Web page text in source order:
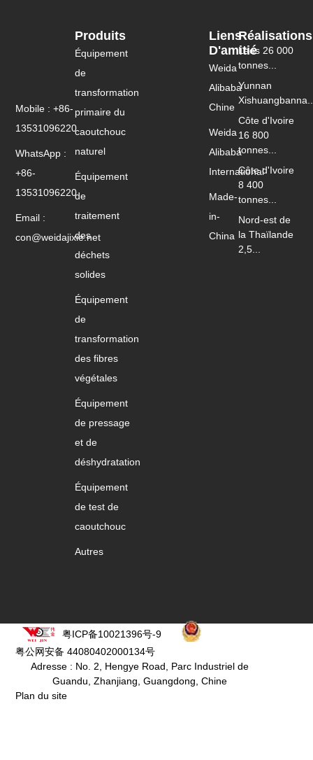
Liens
D'amitié
Weida
Alibaba
Chine
Weida
Alibaba
International
Made-
in-
China
Produits
Équipement
de
transformation
primaire du
caoutchouc
naturel
Équipement
de
traitement
des
déchets
solides
Équipement
de
transformation
des fibres
végétales
Équipement
de pressage
et de
déshydratation
Équipement
de test de
caoutchouc
Autres
Réalisations
Laos 26 000
tonnes...
Yunnan
Côte d'Ivoire
16 800
tonnes...
Côte d'Ivoire
8 400
tonnes...
Nord-est de
la Thaïlande
2,5...
Mobile : +86-
13531096220
WhatsApp :
+86-
13531096220
Email :
con@weidajixie.net
粤ICP备10021396号-9
粤公网安备 44080402000134号
Adresse : No. 2, Hengye Road, Parc Industriel de
Guandu, Zhanjiang, Guangdong, Chine
Plan du site